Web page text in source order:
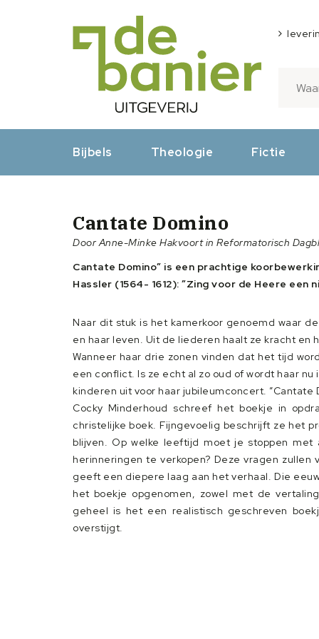
Bijbels Theologie Fictie
Cantate Domino
Door Anne-Minke Hakvoort in Reformatorisch
Cantate Domino” is een prachtige
Hassler (1564- 1612): ”Zing voor de Heere een
Naar dit stuk is het kamerkoor genoemd waar
en haar leven. Uit de liederen haalt ze kracht en
Wanneer haar drie zonen vinden dat het tijd
een conflict. Is ze echt al zo oud of wordt haar
kinderen uit voor haar jubileumconcert. ”Cantate
Cocky Minderhoud schreef het boekje in
christelijke boek. Fijngevoelig beschrijft ze het
blijven. Op welke leeftijd moet je stoppen
herinneringen te verkopen? Deze vragen
geeft een diepere laag aan het verhaal. Die
het boekje opgenomen, zowel met de
geheel is het een realistisch geschreven
overstijgt.